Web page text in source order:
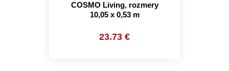
COSMO Living, rozmery
10,05 x 0,53 m
23.73 €